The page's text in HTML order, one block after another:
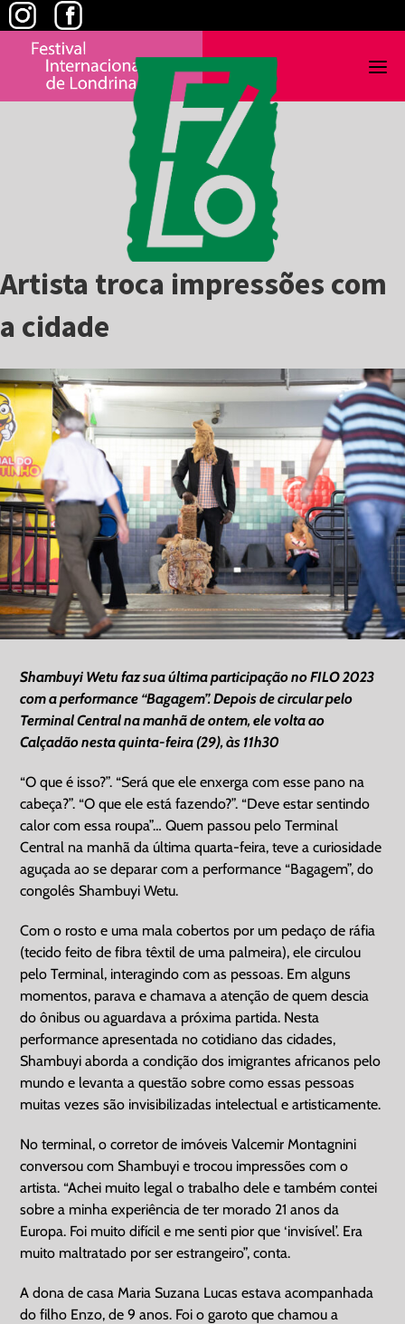
Skip
to
content
Artista troca impressões com
a cidade
View
Larger
Image
Shambuyi Wetu faz sua última participação no FILO 2023
com a performance “Bagagem”. Depois de circular pelo
Terminal Central na manhã de ontem, ele volta ao
Calçadão nesta quinta-feira (29), às 11h30
“O que é isso?”. “Será que ele enxerga com esse pano na
cabeça?”. “O que ele está fazendo?”. “Deve estar sentindo
calor com essa roupa”… Quem passou pelo Terminal
Central na manhã da última quarta-feira, teve a curiosidade
aguçada ao se deparar com a performance “Bagagem”, do
congolês Shambuyi Wetu.
Com o rosto e uma mala cobertos por um pedaço de ráfia
(tecido feito de fibra têxtil de uma palmeira), ele circulou
pelo Terminal, interagindo com as pessoas. Em alguns
momentos, parava e chamava a atenção de quem descia
do ônibus ou aguardava a próxima partida. Nesta
performance apresentada no cotidiano das cidades,
Shambuyi aborda a condição dos imigrantes africanos pelo
mundo e levanta a questão sobre como essas pessoas
muitas vezes são invisibilizadas intelectual e artisticamente.
No terminal, o corretor de imóveis Valcemir Montagnini
conversou com Shambuyi e trocou impressões com o
artista. “Achei muito legal o trabalho dele e também contei
sobre a minha experiência de ter morado 21 anos da
Europa. Foi muito difícil e me senti pior que ‘invisível’. Era
muito maltratado por ser estrangeiro”, conta.
A dona de casa Maria Suzana Lucas estava acompanhada
do filho Enzo, de 9 anos. Foi o garoto que chamou a